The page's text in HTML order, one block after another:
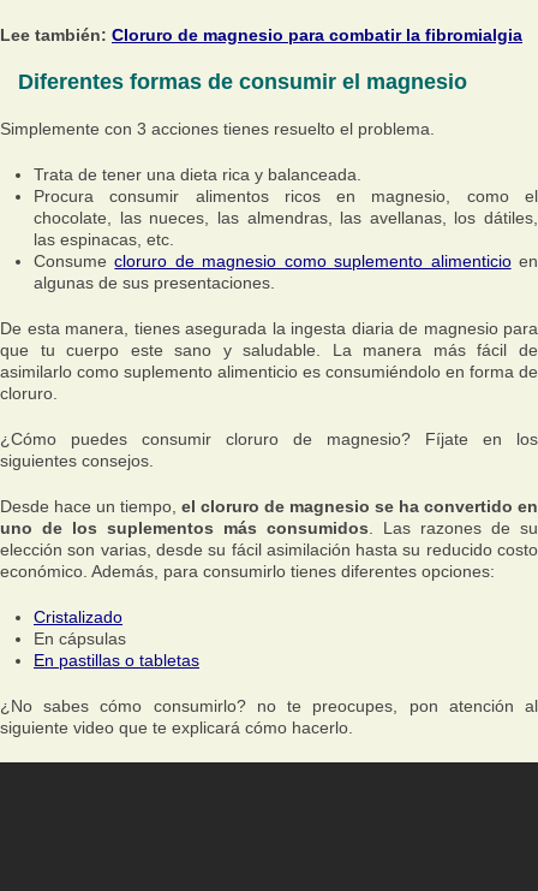
Lee también: Cloruro de magnesio para combatir la fibromialgia
Diferentes formas de consumir el magnesio
Simplemente con 3 acciones tienes resuelto el problema.
Trata de tener una dieta rica y balanceada.
Procura consumir alimentos ricos en magnesio, como el
chocolate, las nueces, las almendras, las avellanas, los dátiles,
las espinacas, etc.
Consumecloruro de magnesio como suplemento alimenticioen
algunas de sus presentaciones.
De esta manera, tienes asegurada la ingesta diaria de magnesio para
que tu cuerpo este sano y saludable. La manera más fácil de
asimilarlo como suplemento alimenticio es consumiéndolo en forma de
cloruro.
¿Cómo puedes consumir cloruro de magnesio? Fíjate en los
siguientes consejos.
Desde hace un tiempo, el cloruro de magnesio se ha convertido en
uno de los suplementos más consumidos . Las razones de su
elección son varias, desde su fácil asimilación hasta su reducido costo
económico. Además, para consumirlo tienes diferentes opciones:
Cristalizado
En cápsulas
En pastillas o tabletas
¿No sabes cómo consumirlo? no te preocupes, pon atención al
siguiente video que te explicará cómo hacerlo.